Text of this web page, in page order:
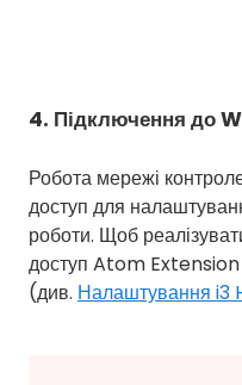
4. Підключення до
Робота мережі
доступ для
роботи. Щоб
доступ Atom
(див. Налаштування i3